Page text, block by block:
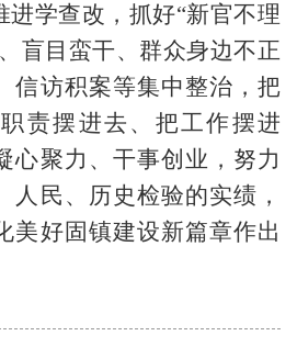
进学查改，抓好“新官不理
盲目蛮干、群众身边不正
信访积案等集中整治，把
责摆进去、把工作摆进
心聚力、干事创业，努力
人民、历史检验的实绩，
美好固镇建设新篇章作出